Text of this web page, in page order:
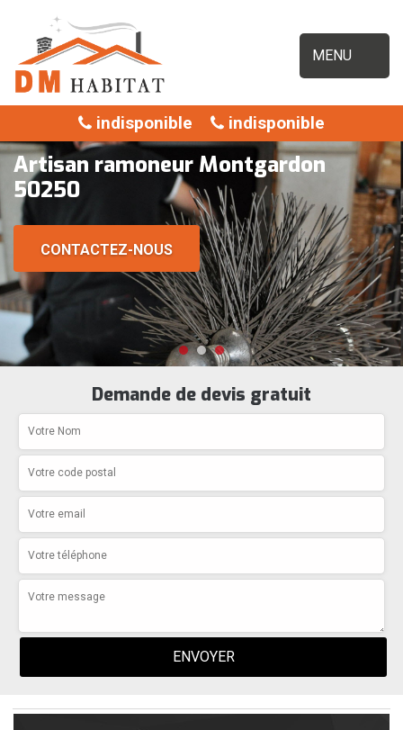
MENU
indisponible indisponible
Artisan ramoneur Montgardon
50250
CONTACTEZ-NOUS
Demande de devis gratuit